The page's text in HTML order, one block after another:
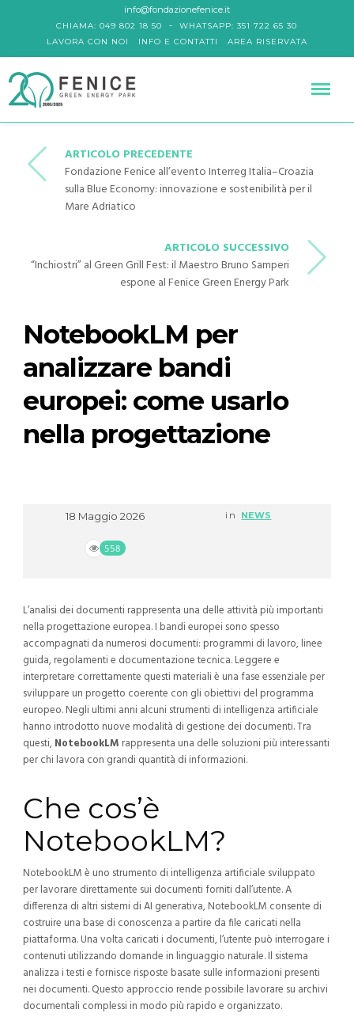
info@fondazionefenice.it
CHIAMA: 049 802 18 50 -
WHATSAPP: 351 722 65 30
LAVORA CON NOI
INFO E CONTATTI AREA RISERVATA
ARTICOLO PRECEDENTE
Fondazione Fenice all’evento Interreg Italia–Croazia
sulla Blue Economy: innovazione e sostenibilità per il
Mare Adriatico
ARTICOLO SUCCESSIVO
“Inchiostri” al Green Grill Fest: il Maestro Bruno Samperi
espone al Fenice Green Energy Park
NotebookLM per
analizzare bandi
europei: come usarlo
nella progettazione
18 Maggio 2026 in NEWS
558
L’analisi dei documenti rappresenta una delle attività più importanti
nella progettazione europea. I bandi europei sono spesso
accompagnati da numerosi documenti: programmi di lavoro, linee
guida, regolamenti e documentazione tecnica.Leggere e
interpretare correttamente questi materiali è una fase essenziale per
sviluppare un progetto coerente con gli obiettivi del programma
europeo.Negli ultimi anni alcuni strumenti di intelligenza artificiale
hanno introdotto nuove modalità di gestione dei documenti. Tra
questi,NotebookLM rappresenta una delle soluzioni più interessanti
per chi lavora con grandi quantità di informazioni.
Che cos’è
NotebookLM?
NotebookLM è uno strumento di intelligenza artificiale sviluppato
per lavorare direttamente sui documenti forniti dall’utente. A
differenza di altri sistemi di AI generativa, NotebookLM consente di
costruire una base di conoscenza a partire da file caricati nella
piattaforma.Una volta caricati i documenti, l’utente può interrogare i
contenuti utilizzando domande in linguaggio naturale. Il sistema
analizza i testi e fornisce risposte basate sulle informazioni presenti
nei documenti.Questo approccio rende possibile lavorare su archivi
documentali complessi in modo più rapido e organizzato.